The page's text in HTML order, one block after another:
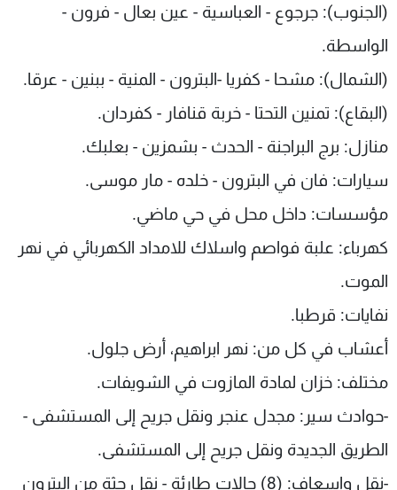
(الجنوب): جرجوع - العباسية - عين بعال - فرون -
الواسطة.
(الشمال): مشحا - كفريا -البترون - المنية - ببنين - عرقا.
(البقاع): تمنين التحتا - خربة قنافار - كفردان.
منازل: برج البراجنة - الحدث - بشمزين - بعلبك.
سيارات: فان في البترون - خلده - مار موسى.
مؤسسات: داخل محل في حي ماضي.
كهرباء: علبة فواصم واسلاك للامداد الكهربائي في نهر
الموت.
نفايات: قرطبا.
أعشاب في كل من: نهر ابراهيم، أرض جلول.
مختلف: خزان لمادة المازوت في الشويفات.
-حوادث سير: مجدل عنجر ونقل جريح إلى المستشفى -
الطريق الجديدة ونقل جريح إلى المستشفى.
-نقل وإسعاف: (8) حالات طارئة - نقل جثة من البترون